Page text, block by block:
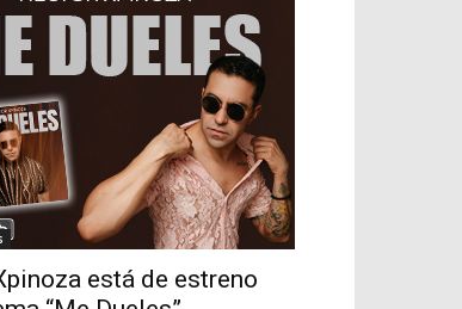
está de estreno